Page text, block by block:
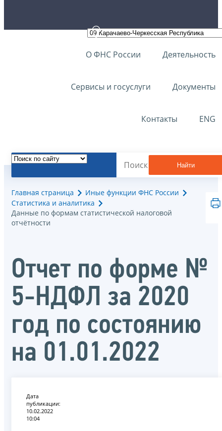
О ФНС России Деятельность
Сервисы и госуслуги Документы
Контакты ENG
Найти
Главная страница
Иные функции ФНС России
Статистика и аналитика
Данные по формам статистической налоговой
отчётности
Отчет по форме №
5-НДФЛ за 2020
год по состоянию
на 01.01.2022
Дата
публикации:
10.02.2022
10:04